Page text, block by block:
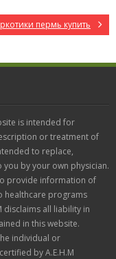
пермь купить
is intended for
or treatment of
to replace,
by your own physician.
provide information of
healthcare programs
disclaims all liability in
in this website.
individual or
by A.E.H.M